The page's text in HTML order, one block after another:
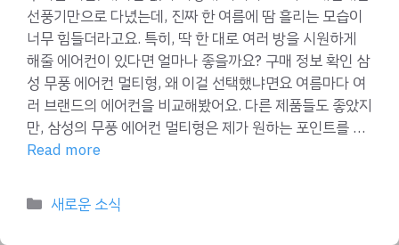
선풍기만으로 다녔는데, 진짜 한 여름에 땀 흘리는 모습이
너무 힘들더라고요. 특히, 딱 한 대로 여러 방을 시원하게
해줄 에어컨이 있다면 얼마나 좋을까요? 구매 정보 확인 삼
성 무풍 에어컨 멀티형, 왜 이걸 선택했냐면요 여름마다 여
러 브랜드의 에어컨을 비교해봤어요. 다른 제품들도 좋았지
만, 삼성의 무풍 에어컨 멀티형은 제가 원하는 포인트를 …
Read more
Categories
새로운 소식